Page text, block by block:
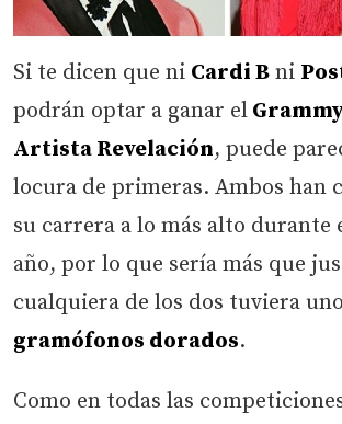
Si te dicen que ni Cardi B ni
podrán optar a ganar el
Artista Revelación, puede
locura de primeras. Ambos han
su carrera a lo más alto durante
año, por lo que sería más que
cualquiera de los dos tuviera
gramófonos dorados.
Como en todas las